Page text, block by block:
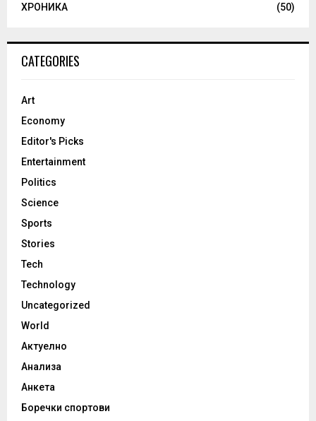
ХРОНИКА
(50)
CATEGORIES
Art
Economy
Editor's Picks
Entertainment
Politics
Science
Sports
Stories
Tech
Technology
Uncategorized
World
Актуелно
Анализа
Анкета
Боречки спортови